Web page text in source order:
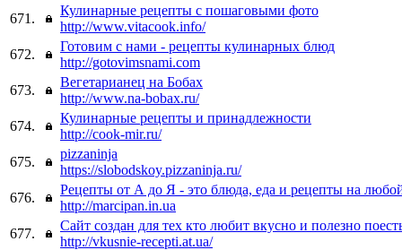
671.
Кулинарные рецепты с пошаговыми фото
http://www.vitacook.info/
672.
Готовим с нами - рецепты кулинарных блюд
http://gotovimsnami.com
673.
Вегетарианец на Бобах
http://www.na-bobax.ru/
674.
Кулинарные рецепты и принадлежности
http://cook-mir.ru/
675.
pizzaninja
https://slobodskoy.pizzaninja.ru/
676.
Рецепты от А до Я - это блюда, еда и рецепты на
http://marcipan.in.ua
677.
Сайт создан для тех кто любит вкусно и полезно
http://vkusnie-recepti.at.ua/